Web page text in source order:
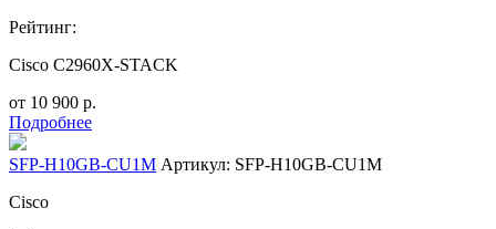
Рейтинг:
Cisco C2960X-STACK
от 10 900 р.
Подробнее
SFP-H10GB-CU1M Артикул: SFP-H10GB-CU1M
Cisco